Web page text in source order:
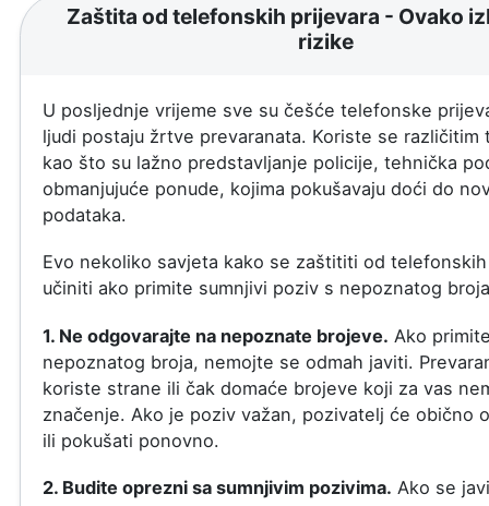
Zaštita od telefonskih prijevara - Ovako
rizike
U posljednje vrijeme sve su češće telefonske
ljudi postaju žrtve prevaranata. Koriste se različitim
kao što su lažno predstavljanje policije, tehnička
obmanjujuće ponude, kojima pokušavaju doći do
podataka.
Evo nekoliko savjeta kako se zaštititi od
učiniti ako primite sumnjivi poziv s nepoznatog
1. Ne odgovarajte na nepoznate brojeve. Ako
nepoznatog broja, nemojte se odmah javiti.
koriste strane ili čak domaće brojeve koji za vas
značenje. Ako je poziv važan, pozivatelj će obično
ili pokušati ponovno.
2. Budite oprezni sa sumnjivim pozivima. Ako se